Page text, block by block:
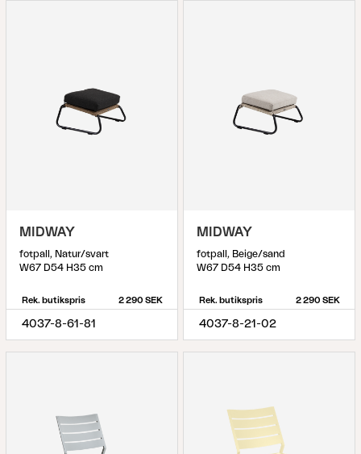
MIDWAY
fotpall, Natur/svart
W67 D54 H35 cm
Rek. butikspris 2 290 SEK
4037-8-61-81
MIDWAY
fotpall, Beige/sand
W67 D54 H35 cm
Rek. butikspris 2 290 SEK
4037-8-21-02